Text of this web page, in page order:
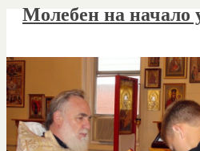
Молебен на начало